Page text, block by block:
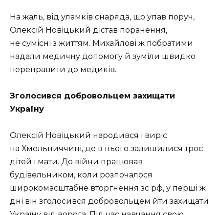
На жаль, від уламків снаряда, що упав поруч,
Олексій Новіцький дістав поранення,
не сумісні з життям. Михайлові ж побратими
надали медичну допомогу й зуміли швидко
переправити до медиків.
Зголосився добровольцем захищати
Україну
Олексій Новіцький народився і виріс
на Хмельниччині, де в нього залишилися троє
дітей і мати. До війни працював
будівельником, коли розпочалося
широкомасштабне вторгнення зс рф, у перші ж
дні він зголосився добровольцем йти захищати